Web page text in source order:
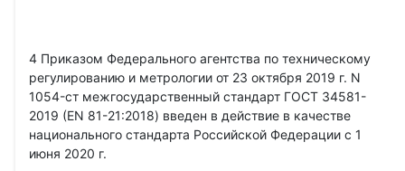
4 Приказом Федерального агентства по техническому
регулированию и метрологии от 23 октября 2019 г. N
1054-ст межгосударственный стандарт ГОСТ 34581-
2019 (EN 81-21:2018) введен в действие в качестве
национального стандарта Российской Федерации с 1
июня 2020 г.